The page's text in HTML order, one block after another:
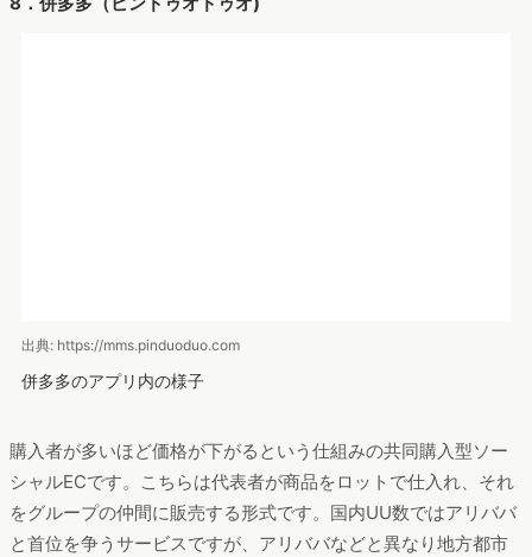
出典: https://mms.pinduoduo.com
併多多のアプリ内の様子
購入者が多いほど価格が下がるという仕組みの共同購入型ソー
シャルECです。こちらは代表者が商品をロットで仕入れ、それ
をグループの仲間に販売する形式です。国内UU数ではアリババ
と首位を争うサービスですが、アリババなどと異なり地方都市